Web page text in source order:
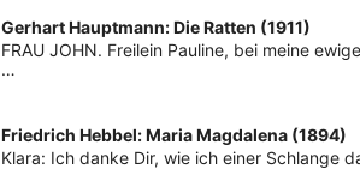
Gerhart Hauptmann: Die Ratten (1911)
FRAU JOHN. Freilein Pauline, bei meine
…
Friedrich Hebbel: Maria Magdalena (1894)
Klara: Ich danke Dir, wie ich einer Schlange